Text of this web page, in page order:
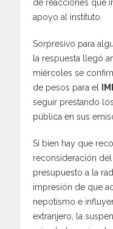
de reacciones que
apoyo al instituto.
Sorpresivo para
la respuesta llegó
miércoles se
de pesos para el
seguir prestando
pública en sus
Si bien hay que
reconsideración
presupuesto a la
impresión de que
nepotismo e
extranjero, la